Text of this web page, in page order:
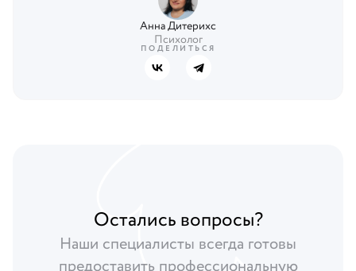
Анна Дитерихс
Психолог
ПОДЕЛИТЬСЯ
Остались вопросы?
Наши специалисты всегда готовы